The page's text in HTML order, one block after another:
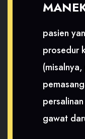
pasien
prosedur
gawat